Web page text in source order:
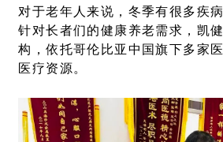
对于老年人来说，冬季有很多疾
针对长者们的健康养老需求，凯
构，依托哥伦比亚中国旗下多家
医疗资源。